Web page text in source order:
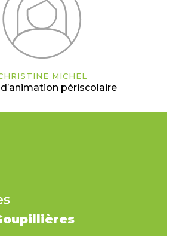
MICHEL
périscolaire